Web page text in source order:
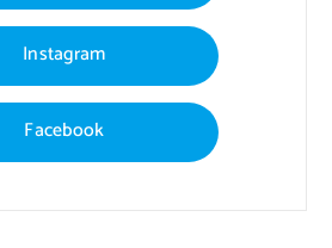
Instagram
Facebook